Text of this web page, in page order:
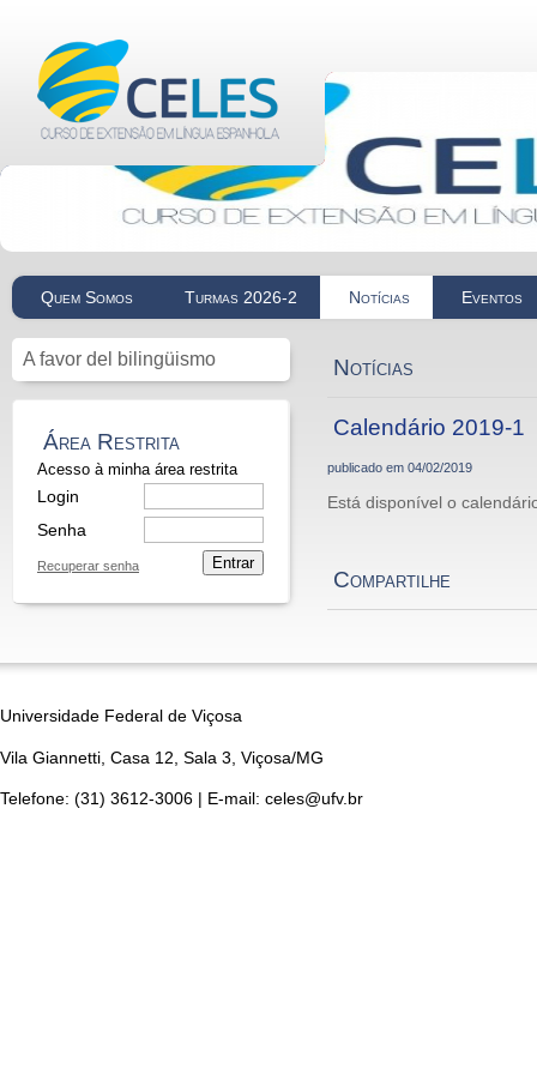
Quem Somos Turmas 2026-2 Notícias Eventos
A favor del bilingüismo
Área Restrita
Acesso à minha área restrita
Login
Senha
Recuperar senha Entrar
Notícias
Calendário 2019-1
publicado em04/02/2019
Está disponível o
Compartilhe
Universidade Federal de Viçosa
Vila Giannetti, Casa 12, Sala 3, Viçosa/MG
Telefone: (31) 3612-3006 | E-mail: celes@ufv.br